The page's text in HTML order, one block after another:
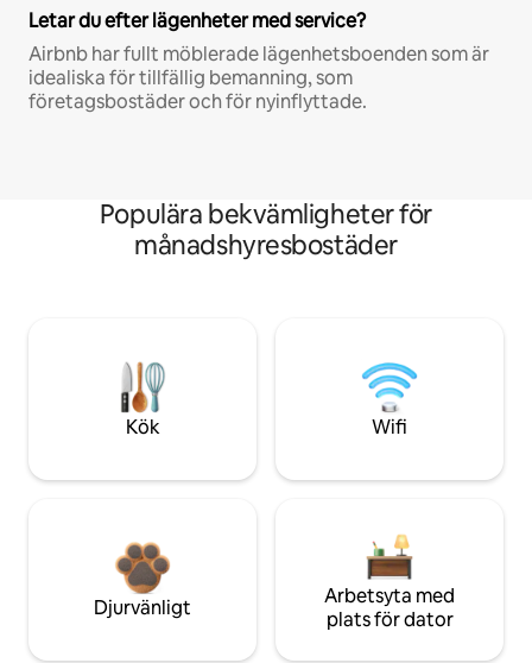
Letar du efter lägenheter med service?
Airbnb har fullt möblerade lägenhetsboenden som är
idealiska för tillfällig bemanning, som
företagsbostäder och för nyinflyttade.
Populära bekvämligheter för
månadshyresbostäder
Kök Wifi
Djurvänligt
Arbetsyta med
plats för dator